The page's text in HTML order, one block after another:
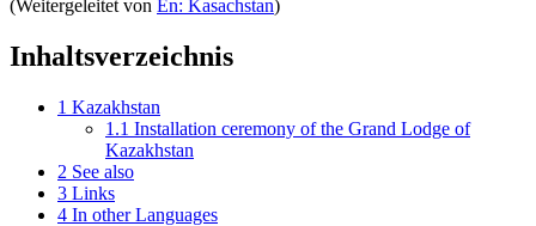
(Weitergeleitet von En: Kasachstan)
Inhaltsverzeichnis
1 Kazakhstan
1.1 Installation ceremony of the Grand Lodge of
Kazakhstan
2 See also
3 Links
4 In other Languages